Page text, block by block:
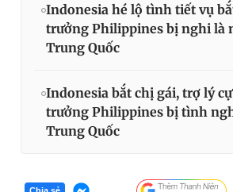
Indonesia hé lộ tình tiết vụ
trưởng Philippines bị nghi là
Trung Quốc
Indonesia bắt chị gái, trợ lý
trưởng Philippines bị tình
Trung Quốc